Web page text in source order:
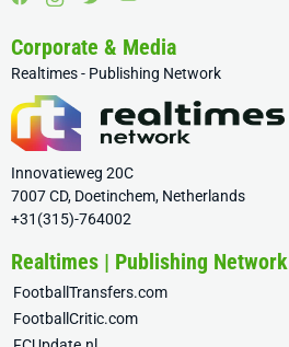
Corporate & Media
Realtimes - Publishing Network
Innovatieweg 20C
7007 CD, Doetinchem, Netherlands
+31(315)-764002
Realtimes | Publishing Network
FootballTransfers.com
FootballCritic.com